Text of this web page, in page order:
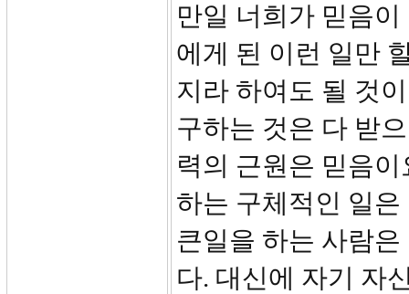
만일 너희가 믿음
에게 된 이런 일만
지라 하여도 될 것
구하는 것은 다 받
력의 근원은 믿음
하는 구체적인 일
큰일을 하는 사람
다. 대신에 자기 자